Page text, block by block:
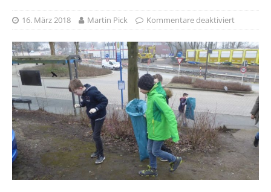
16. März 2018 Martin Pick Kommentare deaktiviert